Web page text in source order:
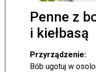
Penne z
i kiełbasą
Przyrządzenie:
Bób ugotuj w